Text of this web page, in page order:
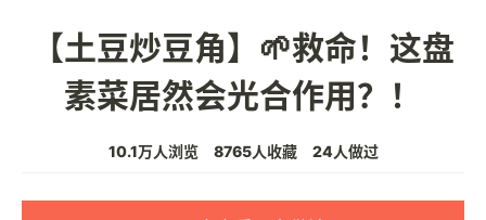
【土豆炒豆角】🌱救命！这盘
素菜居然会光合作用？！
10.1万人浏览 8765人收藏 24人做过